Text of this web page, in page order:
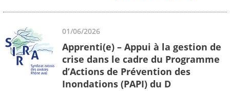
01/06/2026
Apprenti(e) – Appui à la gestion de
crise dans le cadre du Programme
d’Actions de Prévention des
Inondations (PAPI) du D